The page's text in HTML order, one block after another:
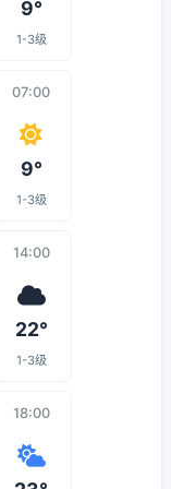
9°
1-3级
07:00
9°
1-3级
14:00
22°
1-3级
18:00